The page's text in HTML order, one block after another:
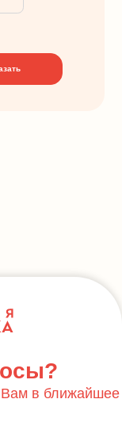
Вам в ближайшее